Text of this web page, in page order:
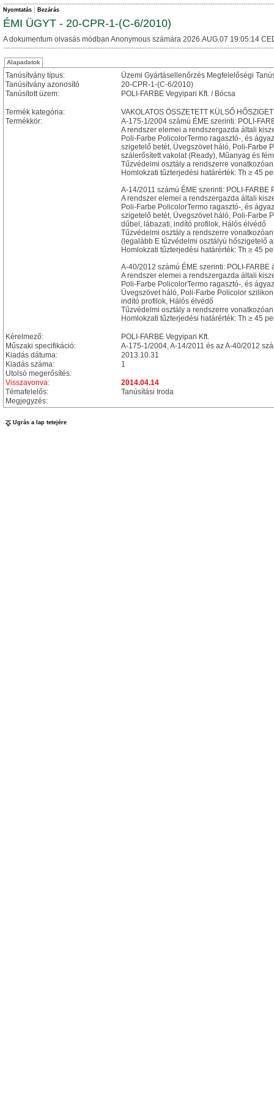
Nyomtatás Bezárás
ÉMI ÜGYT - 20-CPR-1-(C-6/2010)
A dokumentum olvasás módban Anonymous számára 2026.AUG.07 19:05:14
Alapadatok
Tanúsítvány típus:
Üzemi Gyártásellenőrzés Megfelelőségi
Tanúsítvány azonosító
20-CPR-1-(C-6/2010)
Tanúsított üzem:
POLI-FARBE Vegyipari Kft. / Bócsa
Termék kategória:
VAKOLATOS ÖSSZETETT KÜLSŐ
Termékkör:
A-175-1/2004 számú ÉME szerinti: POLI-
A rendszer elemei a rendszergazda általi
Poli-Farbe PolicolorTermo ragasztó-, és
szigetelő betét, Üvegszövet háló, Poli-Farbe
szálerősített vakolat (Ready), Műanyag és
Tűzvédelmi osztály a rendszerre
Homlokzati tűzterjedési határérték: Th ≥ 45
A-14/2011 számú ÉME szerinti: POLI-
A rendszer elemei a rendszergazda általi
Poli-Farbe PolicolorTermo ragasztó-, és
szigetelő betét, Üvegszövet háló, Poli-Farbe
dűbel, lábazati, indító profilok, Hálós élvédő
Tűzvédelmi osztály a rendszerre vonatkozóan
(legalább E tűzvédelmi osztályú hőszigetelő
Homlokzati tűzterjedési határérték: Th ≥ 45
A-40/2012 számú ÉME szerinti: POLI-
A rendszer elemei a rendszergazda általi
Poli-Farbe PolicolorTermo ragasztó-, és
Üvegszövet háló, Poli-Farbe Policolor
indító profilok, Hálós élvédő
Tűzvédelmi osztály a rendszerre
Homlokzati tűzterjedési határérték: Th ≥ 45
Kérelmező:
POLI-FARBE Vegyipari Kft.
Műszaki specifikáció:
A-175-1/2004, A-14/2011 és az A-40/2012
Kiadás dátuma:
2013.10.31
Kiadás száma:
1
Utolsó megerősítés:
Visszavonva:
2014.04.14
Témafelelős:
Tanúsítási Iroda
Megjegyzés:
Ugrás a lap tetejére